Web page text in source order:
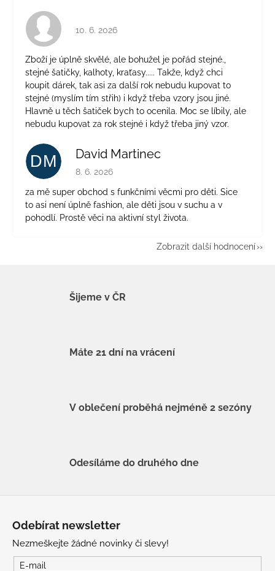
Hodnocení obchodu je 4 z 5 hvězdiček.
10. 6. 2026
Zboží je úplně skvělé, ale bohužel je pořád stejné.,
stejné šatičky, kalhoty, kraťasy..... Takže, když chci
koupit dárek, tak asi za další rok nebudu kupovat to
stejné (myslím tím střih) i když třeba vzory jsou jiné.
Hlavně u těch šatiček bych to ocenila. Moc se líbily, ale
nebudu kupovat za rok stejné i když třeba jiný vzor.
DM David Martinec
Hodnocení obchodu je 5 z 5 hvězdiček.
8. 6. 2026
za mě super obchod s funkčními věcmi pro děti. Sice
to asi není úplně fashion, ale děti jsou v suchu a v
pohodlí. Prostě věci na aktivní styl života.
Zobrazit další hodnocení
Šijeme v ČR
Máte 21 dní na vrácení
V oblečení proběhá nejméně 2 sezóny
Odesíláme do druhého dne
Odebírat newsletter
Nezmeškejte žádné novinky či slevy!
E-mail